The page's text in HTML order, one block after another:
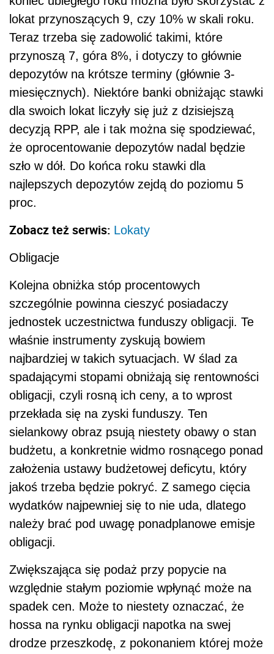
lokat przynoszących 9, czy 10% w skali roku.
Teraz trzeba się zadowolić takimi, które
przynoszą 7, góra 8%, i dotyczy to głównie
depozytów na krótsze terminy (głównie 3-
miesięcznych). Niektóre banki obniżając stawki
dla swoich lokat liczyły się już z dzisiejszą
decyzją RPP, ale i tak można się spodziewać,
że oprocentowanie depozytów nadal będzie
szło w dół. Do końca roku stawki dla
najlepszych depozytów zejdą do poziomu 5
proc.
Zobacz też serwis: Lokaty
Obligacje
Kolejna obniżka stóp procentowych
szczególnie powinna cieszyć posiadaczy
jednostek uczestnictwa funduszy obligacji. Te
właśnie instrumenty zyskują bowiem
najbardziej w takich sytuacjach. W ślad za
spadającymi stopami obniżają się rentowności
obligacji, czyli rosną ich ceny, a to wprost
przekłada się na zyski funduszy. Ten
sielankowy obraz psują niestety obawy o stan
budżetu, a konkretnie widmo rosnącego ponad
założenia ustawy budżetowej deficytu, który
jakoś trzeba będzie pokryć. Z samego cięcia
wydatków najpewniej się to nie uda, dlatego
należy brać pod uwagę ponadplanowe emisje
obligacji.
Zwiększająca się podaż przy popycie na
względnie stałym poziomie wpłynąć może na
spadek cen. Może to niestety oznaczać, że
hossa na rynku obligacji napotka na swej
drodze przeszkodę, z pokonaniem której może